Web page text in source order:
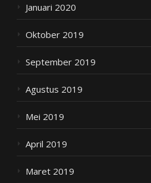
Januari 2020
Oktober 2019
September 2019
Agustus 2019
Mei 2019
April 2019
Maret 2019